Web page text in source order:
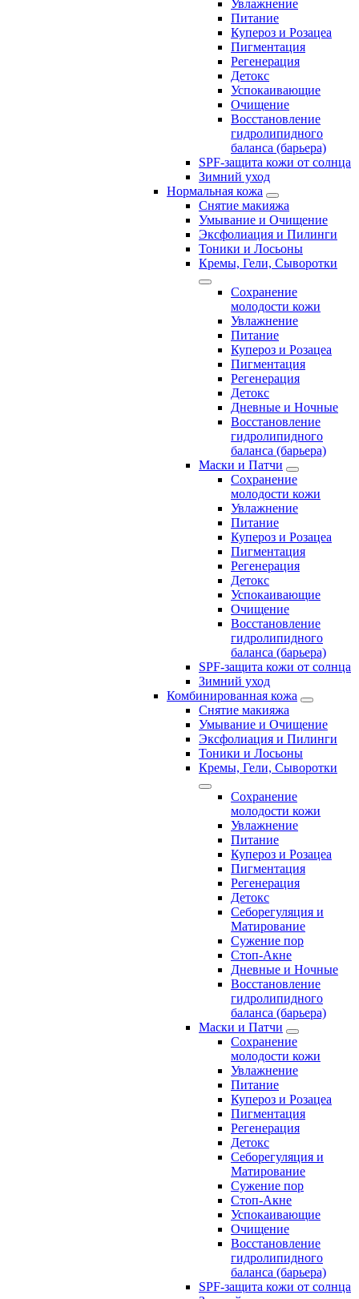
Увлажнение
Питание
Купероз и Розацеа
Пигментация
Регенерация
Детокс
Успокаивающие
Очищение
Восстановление
гидролипидного
баланса (барьера)
SPF-защита кожи от солнца
Зимний уход
Нормальная кожа
Снятие макияжа
Умывание и Очищение
Эксфолиация и Пилинги
Тоники и Лосьоны
Кремы, Гели, Сыворотки
Сохранение
молодости кожи
Увлажнение
Питание
Купероз и Розацеа
Пигментация
Регенерация
Детокс
Дневные и Ночные
Восстановление
гидролипидного
баланса (барьера)
Маски и Патчи
Сохранение
молодости кожи
Увлажнение
Питание
Купероз и Розацеа
Пигментация
Регенерация
Детокс
Успокаивающие
Очищение
Восстановление
гидролипидного
баланса (барьера)
SPF-защита кожи от солнца
Зимний уход
Комбинированная кожа
Снятие макияжа
Умывание и Очищение
Эксфолиация и Пилинги
Тоники и Лосьоны
Кремы, Гели, Сыворотки
Сохранение
молодости кожи
Увлажнение
Питание
Купероз и Розацеа
Пигментация
Регенерация
Детокс
Себорегуляция и
Матирование
Сужение пор
Стоп-Акне
Дневные и Ночные
Восстановление
гидролипидного
баланса (барьера)
Маски и Патчи
Сохранение
молодости кожи
Увлажнение
Питание
Купероз и Розацеа
Пигментация
Регенерация
Детокс
Себорегуляция и
Матирование
Сужение пор
Стоп-Акне
Успокаивающие
Очищение
Восстановление
гидролипидного
баланса (барьера)
SPF-защита кожи от солнца